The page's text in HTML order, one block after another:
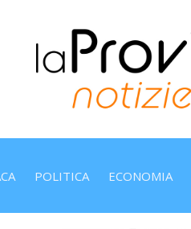
POLITICA ECONOMIA